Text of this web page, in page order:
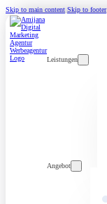
Skip to main content Skip to footer
Leistungen
Angebot